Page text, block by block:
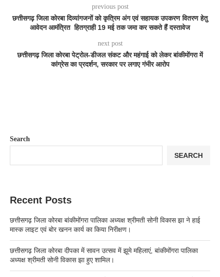
previous post
छत्तीसगढ़ जिला कोरबा दिव्यांगजनों को कृत्रिम अंग एवं सहायक उपकरण वितरण हेतु
आवेदन आमंत्रित हितग्राही 19 मई तक जमा कर सकते हैं दस्तावेज
next post
छत्तीसगढ़ जिला कोरबा पेट्रोल-डीजल संकट और महंगाई को लेकर बांकीमोंगरा में
कांग्रेस का प्रदर्शन, सरकार पर लगाए गंभीर आरोप
Search
SEARCH
Recent Posts
छत्तीसगढ़ जिला कोरबा बांकीमोंगरा पालिका अध्यक्ष श्रीमती सोनी विकास झा ने हाई
मास्क लाइट एवं बोर खनन कार्य का किया निरीक्षण।
छत्तीसगढ़ जिला कोरबा दीपका में सावन उत्सव में झूमे महिलाएं, बांकीमोंगरा पालिका
अध्यक्ष श्रीमती सोनी विकास झा हुए शामिल।